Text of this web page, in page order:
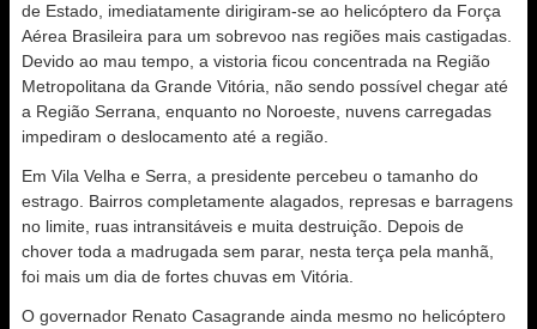
de Estado, imediatamente dirigiram-se ao helicóptero da Força
Aérea Brasileira para um sobrevoo nas regiões mais castigadas.
Devido ao mau tempo, a vistoria ficou concentrada na Região
Metropolitana da Grande Vitória, não sendo possível chegar até
a Região Serrana, enquanto no Noroeste, nuvens carregadas
impediram o deslocamento até a região.
Em Vila Velha e Serra, a presidente percebeu o tamanho do
estrago. Bairros completamente alagados, represas e barragens
no limite, ruas intransitáveis e muita destruição. Depois de
chover toda a madrugada sem parar, nesta terça pela manhã,
foi mais um dia de fortes chuvas em Vitória.
O governador Renato Casagrande ainda mesmo no helicóptero